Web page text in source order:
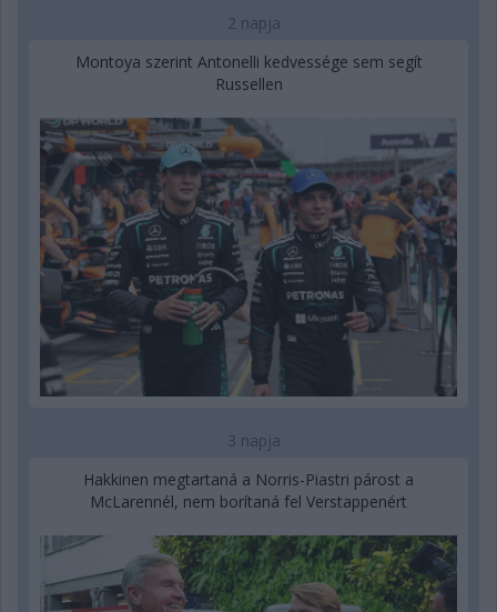
2 napja
Montoya szerint Antonelli kedvessége sem segít
Russellen
3 napja
Hakkinen megtartaná a Norris-Piastri párost a
McLarennél, nem borítaná fel Verstappenért